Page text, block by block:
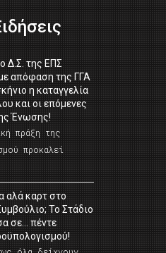
Δ.Σ. της ΕΠΣ
απόφαση της ΓΓΑ
η καταγγελία
και οι επόμενες
Ένωσης!
πράξη της
προκαλεί
αλά καρτ στο
Το Στάδιο
σε… πέντε